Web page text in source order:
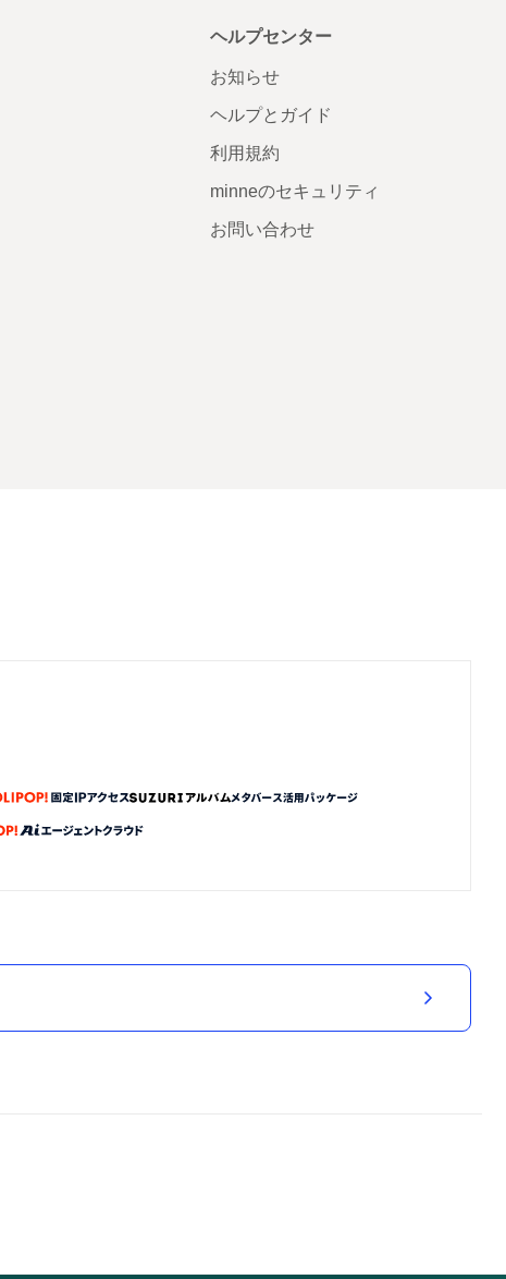
ヘルプセンター
お知らせ
ヘルプとガイド
利用規約
minneのセキュリティ
お問い合わせ